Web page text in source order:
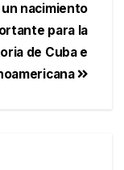
nacimiento
para la
de Cuba e